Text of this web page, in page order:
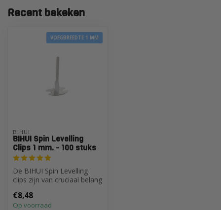
Recent bekeken
VOEGBREEDTE 1 MM
BIHUI
BIHUI Spin Levelling
Clips 1 mm. - 100 stuks
De BIHUI Spin Levelling
clips zijn van cruciaal belang
€8,48
Op voorraad